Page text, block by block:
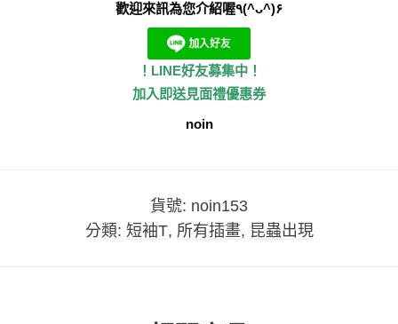
歡迎來訊為您介紹喔٩(^ᴗ^)۶
！LINE好友募集中！
加入即送見面禮優惠券
noin
貨號: noin153
分類: 短袖T, 所有插畫, 昆蟲出現